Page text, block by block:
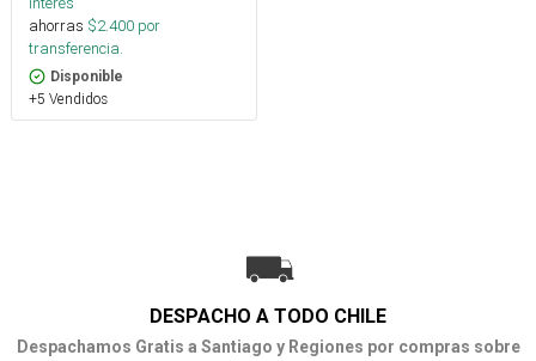
ahorras $2.400 por
transferencia.
Disponible
+5 Vendidos
DESPACHO A TODO CHILE
Despachamos Gratis a Santiago y Regiones por compras sobre